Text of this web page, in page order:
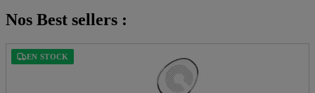
Nos Best sellers :
EN STOCK